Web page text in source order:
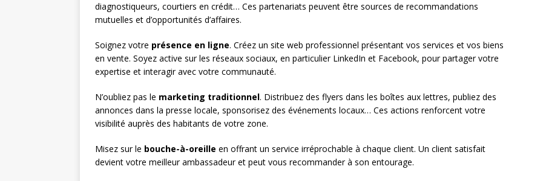
diagnostiqueurs, courtiers en crédit… Ces partenariats peuvent être sources de recommandations
mutuelles et d’opportunités d’affaires.
Soignez votre présence en ligne. Créez un site web professionnel présentant vos services et vos biens
en vente. Soyez active sur les réseaux sociaux, en particulier LinkedIn et Facebook, pour partager votre
expertise et interagir avec votre communauté.
N’oubliez pas le marketing traditionnel. Distribuez des flyers dans les boîtes aux lettres, publiez des
annonces dans la presse locale, sponsorisez des événements locaux… Ces actions renforcent votre
visibilité auprès des habitants de votre zone.
Misez sur le bouche-à-oreille en offrant un service irréprochable à chaque client. Un client satisfait
devient votre meilleur ambassadeur et peut vous recommander à son entourage.